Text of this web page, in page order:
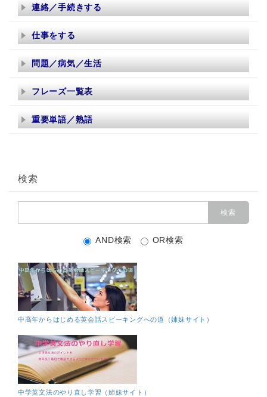
連絡／手続きする
仕事をする
問題／病気／生活
フレーズ一覧表
重要単語／熟語
検索
AND検索 OR検索
中高年からはじめる英会話スピーキングへの道（姉妹サイト）
中学英文法のやり直し学習（姉妹サイト）